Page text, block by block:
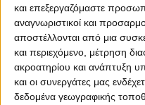
και επεξεργαζόμαστε
αναγνωριστικοί και
αποστέλλονται από μια
και περιεχόμενο, μέτρηση
ακροατηρίου και ανάπτυξη
και οι συνεργάτες μας
δεδομένα γεωγραφικής
About Offradio Business Class
Designed & developed by